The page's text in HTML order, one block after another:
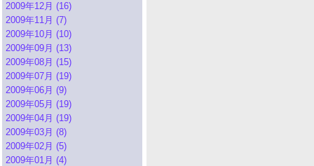
2009年12月 (16)
2009年11月 (7)
2009年10月 (10)
2009年09月 (13)
2009年08月 (15)
2009年07月 (19)
2009年06月 (9)
2009年05月 (19)
2009年04月 (19)
2009年03月 (8)
2009年02月 (5)
2009年01月 (4)